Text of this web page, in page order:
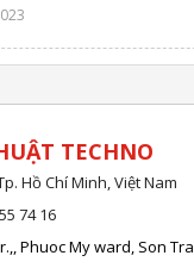
TECHNO
Hồ Chí Minh, Việt Nam
74 16
Phuoc My ward, Son Tra